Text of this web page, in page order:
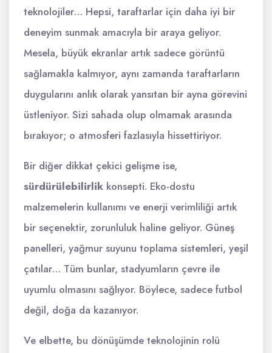
teknolojiler… Hepsi, taraftarlar için daha iyi bir
deneyim sunmak amacıyla bir araya geliyor.
Mesela, büyük ekranlar artık sadece görüntü
sağlamakla kalmıyor, aynı zamanda taraftarların
duygularını anlık olarak yansıtan bir ayna görevini
üstleniyor. Sizi sahada olup olmamak arasında
bırakıyor; o atmosferi fazlasıyla hissettiriyor.
Bir diğer dikkat çekici gelişme ise,
sürdürülebilirlik konsepti. Eko-dostu
malzemelerin kullanımı ve enerji verimliliği artık
bir seçenektir, zorunluluk haline geliyor. Güneş
panelleri, yağmur suyunu toplama sistemleri, yeşil
çatılar… Tüm bunlar, stadyumların çevre ile
uyumlu olmasını sağlıyor. Böylece, sadece futbol
değil, doğa da kazanıyor.
Ve elbette, bu dönüşümde teknolojinin rolü